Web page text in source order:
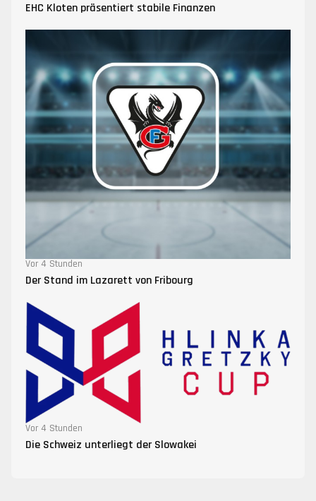
EHC Kloten präsentiert stabile Finanzen
Vor 4 Stunden
Der Stand im Lazarett von Fribourg
Vor 4 Stunden
Die Schweiz unterliegt der Slowakei